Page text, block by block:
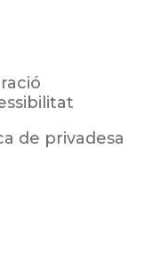
de privadesa